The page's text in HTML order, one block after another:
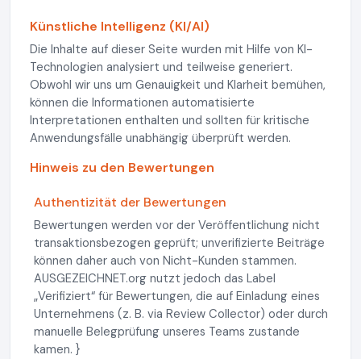
Künstliche Intelligenz (KI/AI)
Die Inhalte auf dieser Seite wurden mit Hilfe von KI-
Technologien analysiert und teilweise generiert.
Obwohl wir uns um Genauigkeit und Klarheit bemühen,
können die Informationen automatisierte
Interpretationen enthalten und sollten für kritische
Anwendungsfälle unabhängig überprüft werden.
Hinweis zu den Bewertungen
Authentizität der Bewertungen
Bewertungen werden vor der Veröffentlichung nicht
transaktionsbezogen geprüft; unverifizierte Beiträge
können daher auch von Nicht-Kunden stammen.
AUSGEZEICHNET.org nutzt jedoch das Label
„Verifiziert“ für Bewertungen, die auf Einladung eines
Unternehmens (z. B. via Review Collector) oder durch
manuelle Belegprüfung unseres Teams zustande
kamen. }